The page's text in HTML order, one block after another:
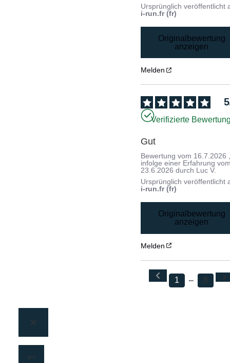
Ursprünglich veröffentlicht
i-run.fr (fr)
Originalbewertung
anzeigen
Melden
5
Verifizierte
Gut
Bewertung vom 16.7.2026
infolge einer Erfahrung
23.6.2026 durch Luc V.
Ursprünglich veröffentlicht
i-run.fr (fr)
Originalbewertung
anzeigen
Melden
1 8